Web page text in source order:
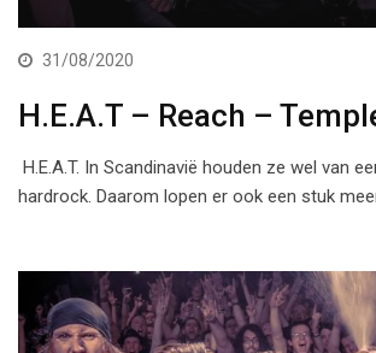
31/08/2020
H.E.A.T – Reach –
H.E.A.T. In Scandinavië houden ze wel van
hardrock. Daarom lopen er ook een stuk